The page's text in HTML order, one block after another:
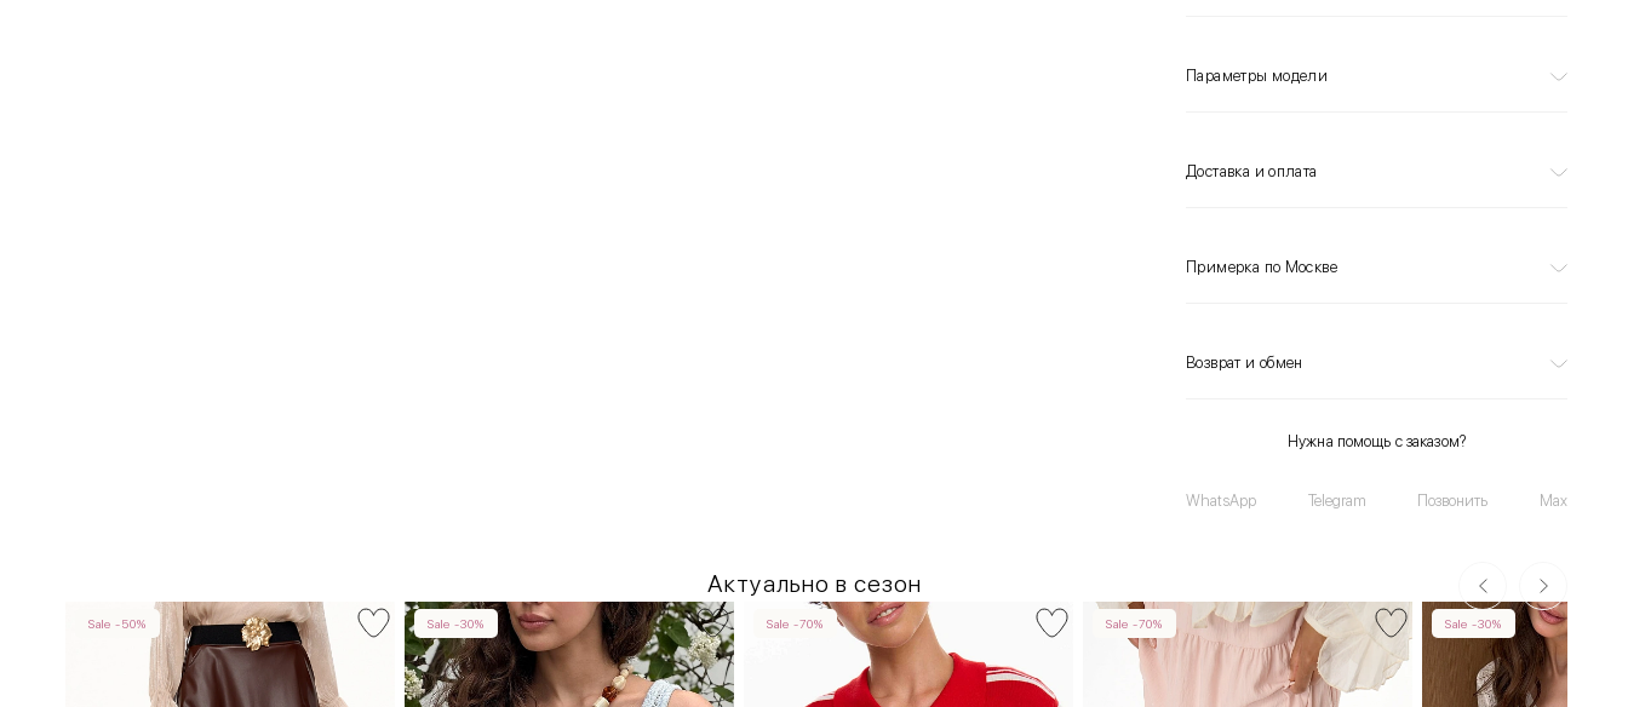
Параметры модели
Доставка и оплата
Примерка по Москве
Возврат и обмен
Нужна помощь с заказом?
WhatsApp Telegram Позвонить Max
Актуально в сезон
Sale -50% Sale -30% Sale -70% Sale -70% Sale -30%